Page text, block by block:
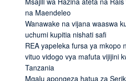
na Maendeleo
Wanawake na vijana waaswa
uchumi kupitia nishati safi
REA yapeleka fursa ya mkopo
vituo vidogo vya mafuta vijijini
Tanzania
Mgalu apongeza hatua za